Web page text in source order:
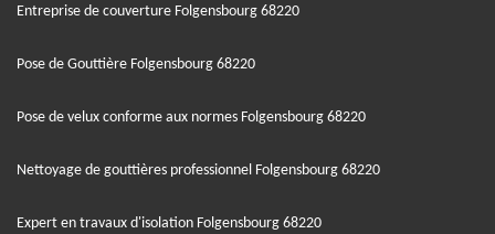
Entreprise de couverture Folgensbourg 68220
Pose de Gouttière Folgensbourg 68220
Pose de velux conforme aux normes Folgensbourg 68220
Nettoyage de gouttières professionnel Folgensbourg 68220
Expert en travaux d'isolation Folgensbourg 68220